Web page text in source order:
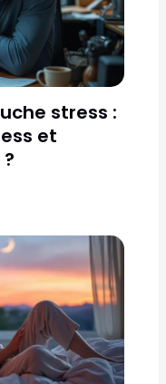
stress :
et